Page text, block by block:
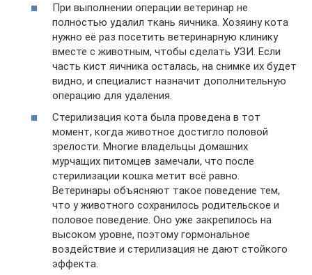
При выполнении операции ветеринар не
полностью удалил ткань яичника. Хозяину кота
нужно её раз посетить ветеринарную клинику
вместе с животным, чтобы сделать УЗИ. Если
часть кист яичника осталась, на снимке их будет
видно, и специалист назначит дополнительную
операцию для удаления.
Стерилизация кота была проведена в тот
момент, когда животное достигло половой
зрелости. Многие владельцы домашних
мурчащих питомцев замечали, что после
стерилизации кошка метит всё равно.
Ветеринары объясняют такое поведение тем,
что у животного сохранилось родительское и
половое поведение. Оно уже закрепилось на
высоком уровне, поэтому гормональное
воздействие и стерилизация не дают стойкого
эффекта.